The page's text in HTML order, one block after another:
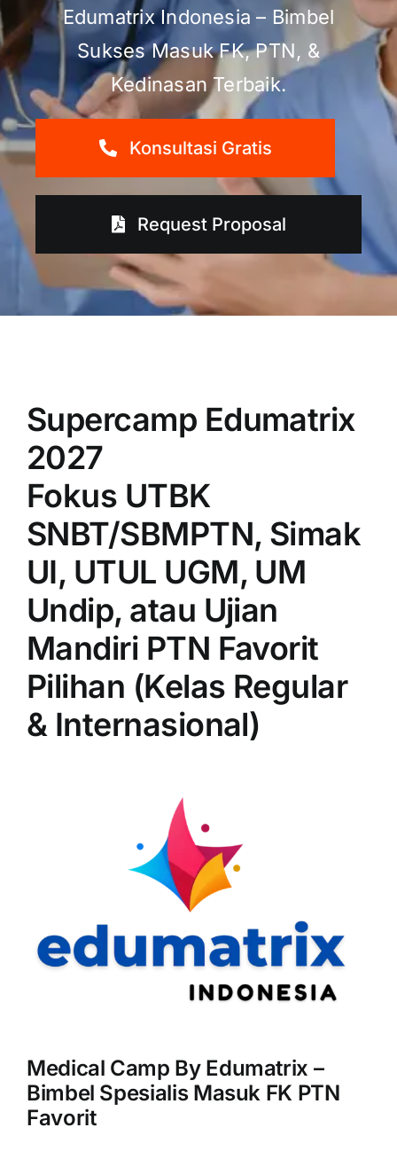
Edumatrix Indonesia – Bimbel
Sukses Masuk FK, PTN, &
Kedinasan Terbaik.
Konsultasi Gratis
Request Proposal
Supercamp Edumatrix
2027
Fokus UTBK
SNBT/SBMPTN, Simak
UI, UTUL UGM, UM
Undip, atau Ujian
Mandiri PTN Favorit
Pilihan (Kelas Regular
& Internasional)
Medical Camp By Edumatrix –
Bimbel Spesialis Masuk FK PTN
Favorit